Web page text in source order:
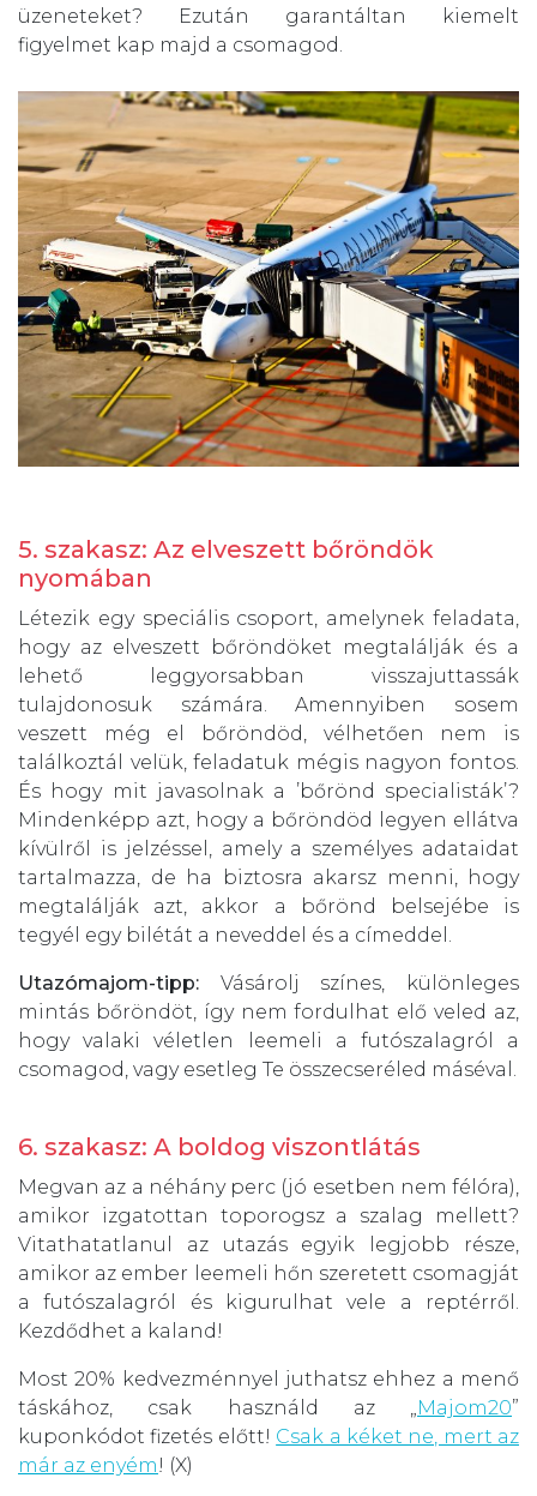
üzeneteket? Ezután garantáltan kiemelt
figyelmet kap majd a csomagod.
5. szakasz: Az elveszett bőröndök
nyomában
Létezik egy speciális csoport, amelynek feladata,
hogy az elveszett bőröndöket megtalálják és a
lehető leggyorsabban visszajuttassák
tulajdonosuk számára. Amennyiben sosem
veszett még el bőröndöd, vélhetően nem is
találkoztál velük, feladatuk mégis nagyon fontos.
És hogy mit javasolnak a ’bőrönd specialisták’?
Mindenképp azt, hogy a bőröndöd legyen ellátva
kívülről is jelzéssel, amely a személyes adataidat
tartalmazza, de ha biztosra akarsz menni, hogy
megtalálják azt, akkor a bőrönd belsejébe is
tegyél egy bilétát a neveddel és a címeddel.
Utazómajom-tipp: Vásárolj színes, különleges
mintás bőröndöt, így nem fordulhat elő veled az,
hogy valaki véletlen leemeli a futószalagról a
csomagod, vagy esetleg Te összecseréled máséval.
6. szakasz: A boldog viszontlátás
Megvan az a néhány perc (jó esetben nem félóra),
amikor izgatottan toporogsz a szalag mellett?
Vitathatatlanul az utazás egyik legjobb része,
amikor az ember leemeli hőn szeretett csomagját
a futószalagról és kigurulhat vele a reptérről.
Kezdődhet a kaland!
Most 20% kedvezménnyel juthatsz ehhez a menő
táskához, csak használd az „Majom20”
kuponkódot fizetés előtt! Csak a kéket ne, mert az
már az enyém! (X)